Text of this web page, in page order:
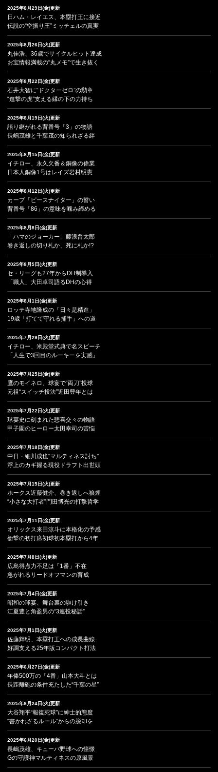
2025年8月29日(金)更新
日ハム・レイエス、本塁打王に接近
伝説の“空振り王”ミッチェルの真実
2025年8月26日(火)更新
丸佳浩、36歳でサイクルヒット達成
お宝情報満載の“丸メモ”で生き抜く
2025年8月22日(金)更新
石井大智に“ドクターゼロ”の勲章
“進撃の虎”支える縁の下の力持ち
2025年8月19日(火)更新
語り継がれる背番号「3」の物語
長嶋茂雄と千葉茂の知られざる絆
2025年8月15日(金)更新
イチロー、永久欠番＆銅像の偉業
日本人銅像1号はレイズ岩村明憲
2025年8月12日(火)更新
カープ「ピースナイター」の誓い
背番号「86」の意味を噛み締める
2025年8月8日(金)更新
「ハマのジョーカー」藤浪晋太郎
巻き返しの切り札か、死に札か!?
2025年8月5日(火)更新
セ・リーグも27年からDH制導入
「職人」大田卓司語るDHの心得
2025年8月1日(金)更新
ロッテ寺地隆成の「日々是精進」
19歳「打てて守れる捕手」への道
2025年7月29日(火)更新
イチロー、米殿堂式典で名スピーチ
「人生で3回目のルーキーを実感」
2025年7月25日(金)更新
鷹のモイネロ、球宴で“両刀”投球
元祖“スイッチ投法”近田豊年とは
2025年7月22日(火)更新
球宴史に刻まれた悲喜交々の物語
甲子園のヒーロー太田幸司の苦悩
2025年7月18日(金)更新
中日・細川成也“マルティネス討ち”
浮上のカギ握る現役ドラフト出世頭
2025年7月15日(火)更新
ホークス近藤健介、巻き返しへ狼煙
“小さな大打者”門田博光の打撃哲学
2025年7月11日(金)更新
オリックス来田涼斗に本格化の予感
衝撃の初打席初球初本塁打から4年
2025年7月8日(火)更新
広島得点力不足は「1番」不在
急がれるリードオフマンの育成
2025年7月4日(金)更新
昭和の球宴、舞台裏の駆け引き
江夏豊と角盈男の“3連投秘話”
2025年7月1日(火)更新
佐藤輝明、本塁打王への成長曲線
好調支える25年版コンパクト打法
2025年6月27日(金)更新
年俸500万の「4番」山本大斗とは
長距離砲の条件充たした“千葉の星”
2025年6月24日(火)更新
大谷翔平“報復死球”に紳士的態度
“書かれざるルール”からの脱却を
2025年6月20日(金)更新
長嶋茂雄、キューバ野球への憧憬
Gの守護神マルティネスの原風景